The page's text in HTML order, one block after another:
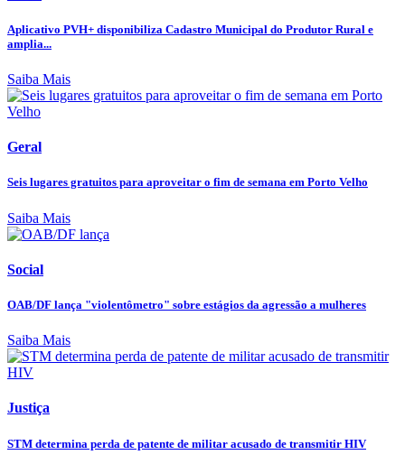
Aplicativo PVH+ disponibiliza Cadastro Municipal do Produtor Rural e
amplia...
Saiba Mais
Geral
Seis lugares gratuitos para aproveitar o fim de semana em Porto Velho
Saiba Mais
Social
OAB/DF lança "violentômetro" sobre estágios da agressão a mulheres
Saiba Mais
Justiça
STM determina perda de patente de militar acusado de transmitir HIV